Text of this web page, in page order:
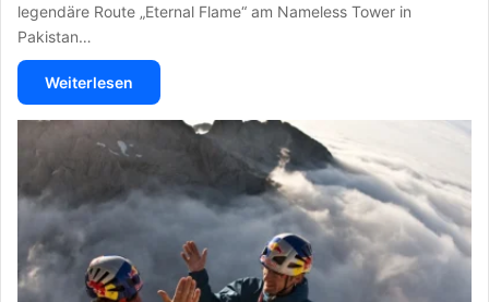
legendäre Route „Eternal Flame“ am Nameless Tower in
Pakistan…
Weiterlesen